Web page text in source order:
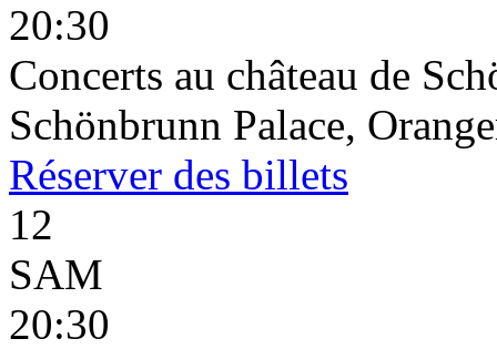
20:30
Concerts au château de
Schönbrunn Palace,
Réserver des billets
12
SAM
20:30